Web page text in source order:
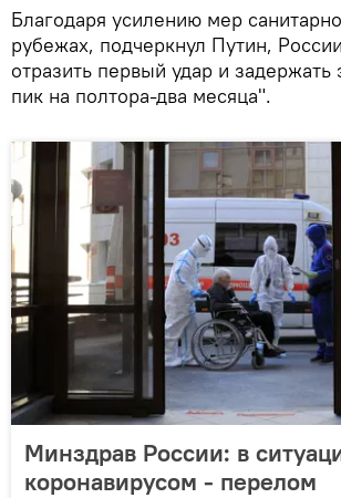
Благодаря усилению мер
рубежах, подчеркнул Путин,
отразить первый удар и
пик на полтора-два месяца".
Минздрав России: в
коронавирусом - перелом